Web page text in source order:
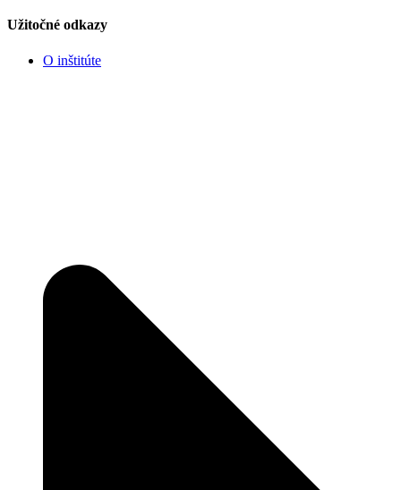
Užitočné odkazy
O inštitúte